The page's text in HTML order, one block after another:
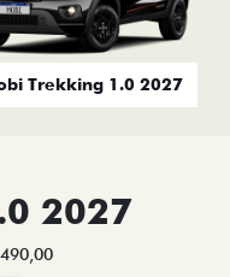
Trekking 1.0 2027
2027